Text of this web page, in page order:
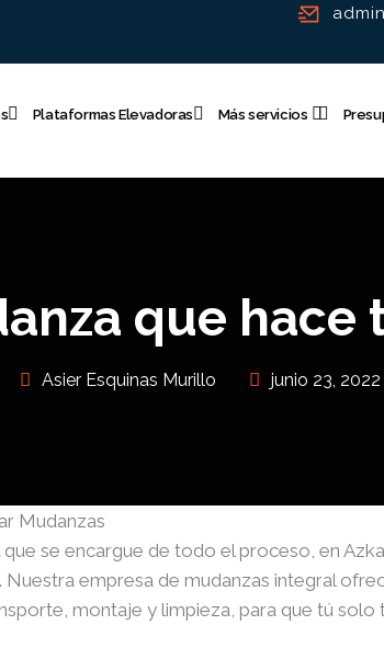
Plataformas Elevadoras Más servicios
que hace
Asier Esquinas Murillo junio 23, 2022
que se encargue de todo el proceso, en
empresa de mudanzas integral
montaje y limpieza, para que tú solo